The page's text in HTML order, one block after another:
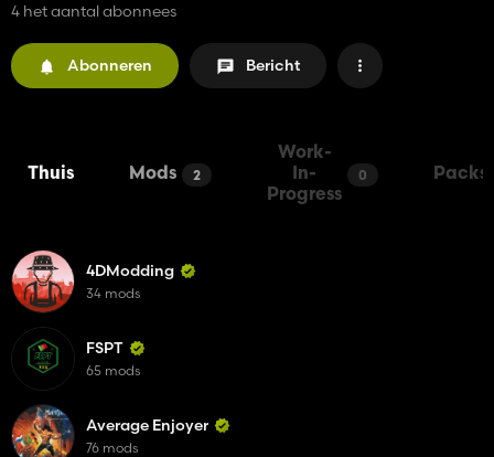
4 het aantal abonnees
Abonneren Bericht
Thuis Mods 2
Work-
In-
Progress
0 Packs
4DModding
34 mods
FSPT
65 mods
Average Enjoyer
76 mods